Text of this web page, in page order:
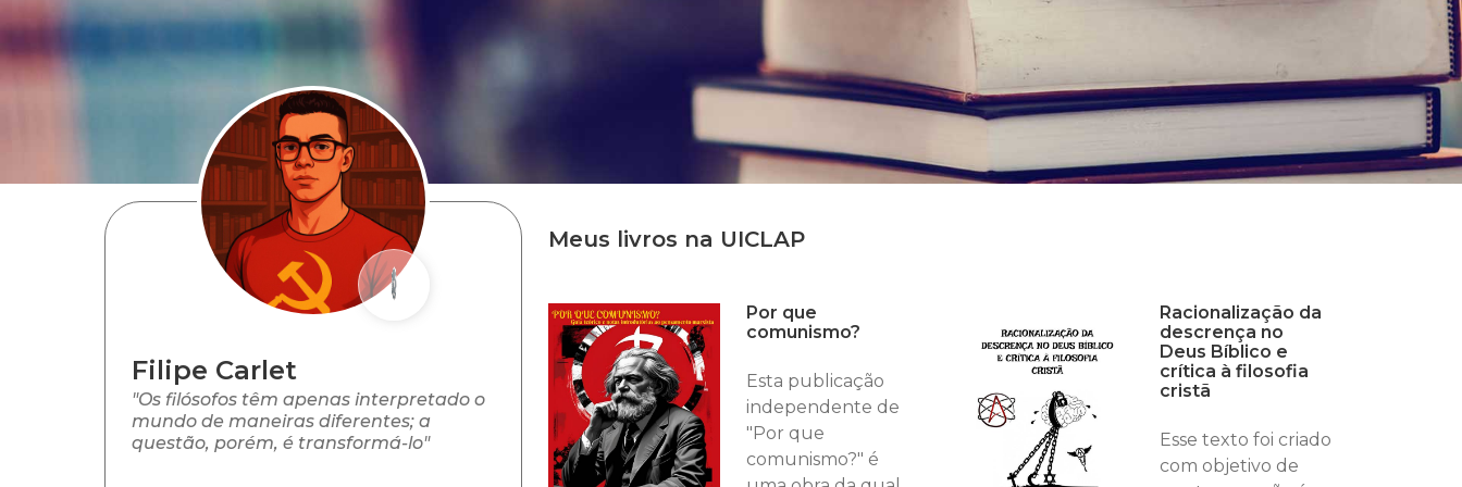
Filipe Carlet
"Os filósofos têm apenas interpretado o
mundo de maneiras diferentes; a
questão, porém, é transformá-lo"
Meus livros na UICLAP
Por que
comunismo?
Esta publicação
independente de
"Por que
comunismo?" é
Racionalização da
descrença no
Deus Bíblico e
crítica à filosofia
cristã
Esse texto foi criado
com objetivo de